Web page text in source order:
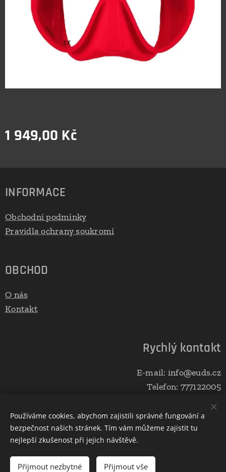
1 949,00 Kč
Do košíku
INFORMACE
Obchodní podmínky
Pravidla ochrany soukromí
OBCHOD
O nás
Kontakt
Rychlý kontakt
E-mail: info@euds.cz
Telefon: 777122005
Vytvořeno službouWebnode Cookies
Používáme cookies, abychom zajistili správné fungování a
bezpečnost našich stránek. Tím vám můžeme zajistit tu
nejlepší zkušenost při jejich návštěvě.
Přijmout nezbytné Přijmout vše